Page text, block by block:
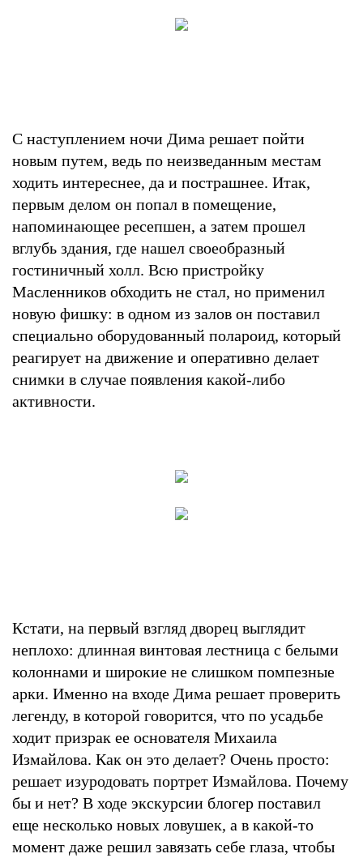
С наступлением ночи Дима решает пойти
новым путем, ведь по неизведанным местам
ходить интереснее, да и пострашнее. Итак,
первым делом он попал в помещение,
напоминающее ресепшен, а затем прошел
вглубь здания, где нашел своеобразный
гостиничный холл. Всю пристройку
Масленников обходить не стал, но применил
новую фишку: в одном из залов он поставил
специально оборудованный полароид, который
реагирует на движение и оперативно делает
снимки в случае появления какой-либо
активности.
Кстати, на первый взгляд дворец выглядит
неплохо: длинная винтовая лестница с белыми
колоннами и широкие не слишком помпезные
арки. Именно на входе Дима решает проверить
легенду, в которой говорится, что по усадьбе
ходит призрак ее основателя Михаила
Измайлова. Как он это делает? Очень просто:
решает изуродовать портрет Измайлова. Почему
бы и нет? В ходе экскурсии блогер поставил
еще несколько новых ловушек, а в какой-то
момент даже решил завязать себе глаза, чтобы